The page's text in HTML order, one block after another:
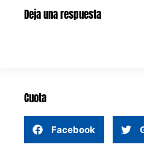
Deja una respuesta
Cuota
Facebook